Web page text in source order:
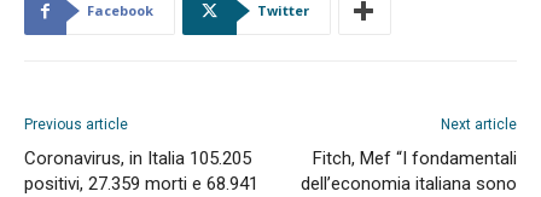
Facebook Twitter
Previous article
Coronavirus, in Italia 105.205
positivi, 27.359 morti e 68.941
Next article
Fitch, Mef “I fondamentali
dell’economia italiana sono